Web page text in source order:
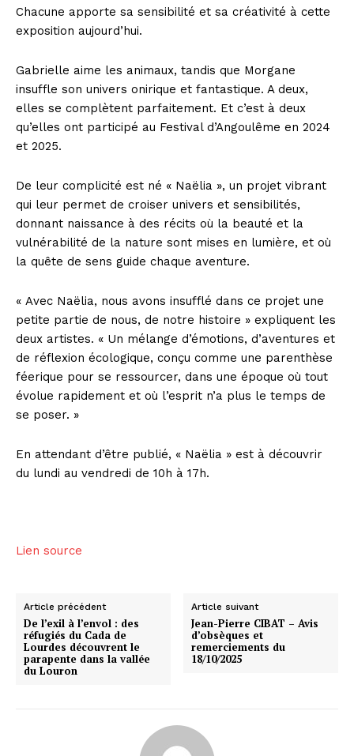
Chacune apporte sa sensibilité et sa créativité à cette
exposition aujourd’hui.
Gabrielle aime les animaux, tandis que Morgane
insuffle son univers onirique et fantastique. A deux,
elles se complètent parfaitement. Et c’est à deux
qu’elles ont participé au Festival d’Angoulême en 2024
et 2025.
De leur complicité est né « Naëlia », un projet vibrant
qui leur permet de croiser univers et sensibilités,
donnant naissance à des récits où la beauté et la
vulnérabilité de la nature sont mises en lumière, et où
la quête de sens guide chaque aventure.
« Avec Naëlia, nous avons insufflé dans ce projet une
petite partie de nous, de notre histoire » expliquent les
deux artistes. « Un mélange d’émotions, d’aventures et
de réflexion écologique, conçu comme une parenthèse
féerique pour se ressourcer, dans une époque où tout
évolue rapidement et où l’esprit n’a plus le temps de
se poser. »
En attendant d’être publié, « Naëlia » est à découvrir
du lundi au vendredi de 10h à 17h.
Lien source
Article précédent
De l’exil à l’envol : des
réfugiés du Cada de
Lourdes découvrent le
parapente dans la vallée
du Louron
Article suivant
Jean-Pierre CIBAT – Avis
d’obsèques et
remerciements du
18/10/2025